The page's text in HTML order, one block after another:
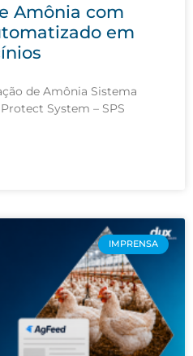
Amônia com
em
de Amônia Sistema
System – SPS
IMPRENSA